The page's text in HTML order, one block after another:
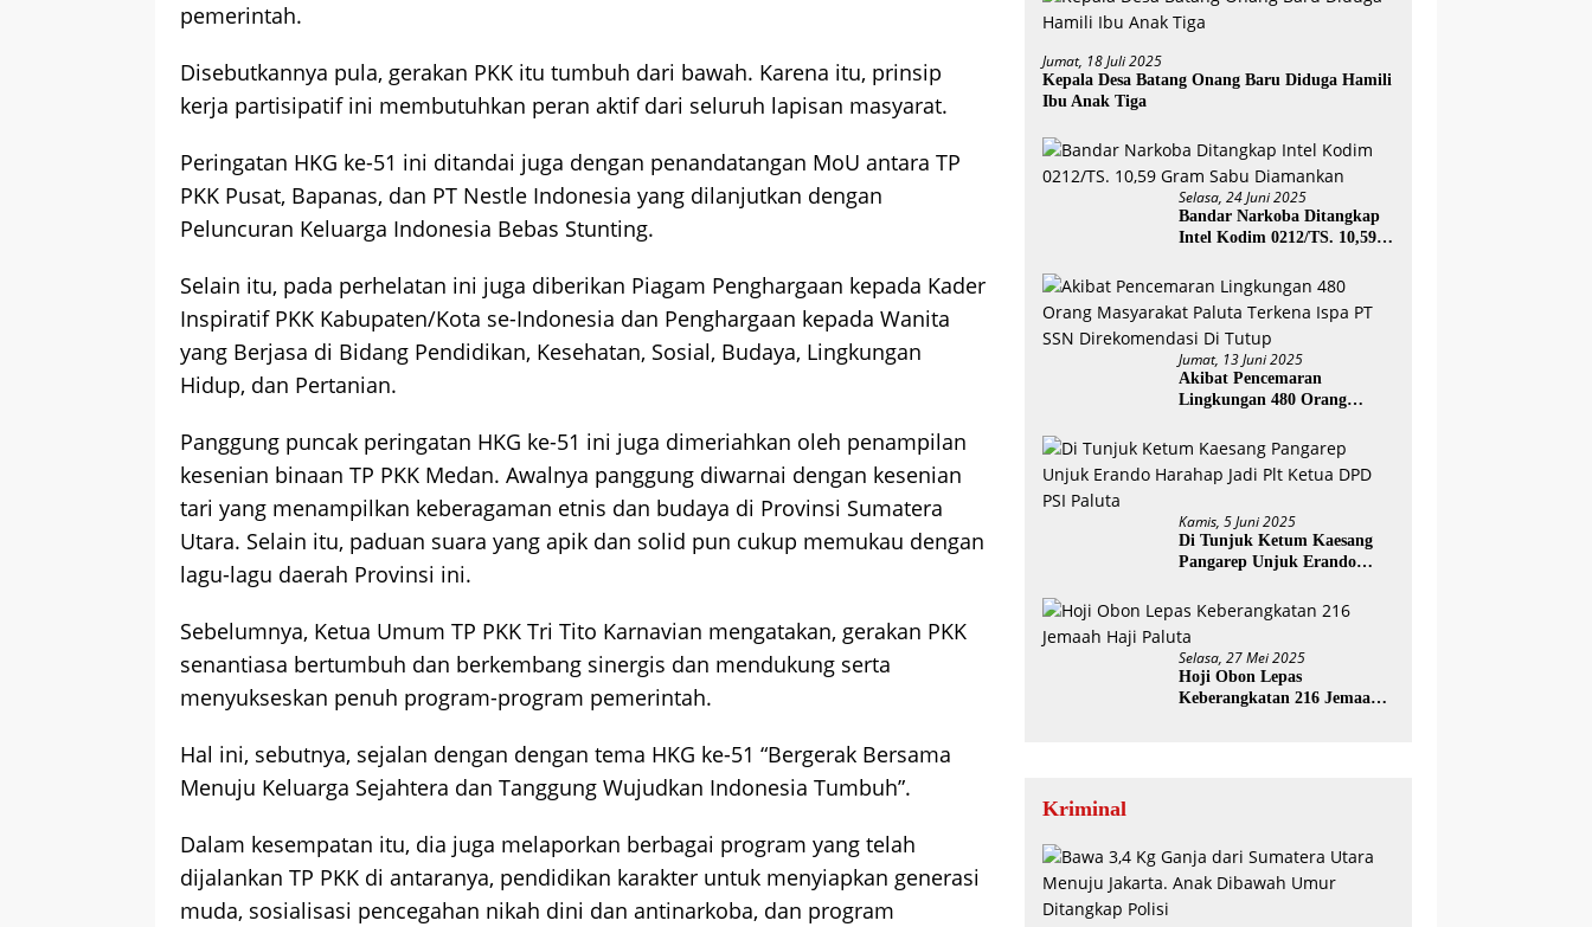
pemerintah.
Disebutkannya pula, gerakan PKK itu tumbuh dari bawah. Karena itu, prinsip
kerja partisipatif ini membutuhkan peran aktif dari seluruh lapisan masyarat.
Peringatan HKG ke-51 ini ditandai juga dengan penandatangan MoU antara TP
PKK Pusat, Bapanas, dan PT Nestle Indonesia yang dilanjutkan dengan
Peluncuran Keluarga Indonesia Bebas Stunting.
Selain itu, pada perhelatan ini juga diberikan Piagam Penghargaan kepada Kader
Inspiratif PKK Kabupaten/Kota se-Indonesia dan Penghargaan kepada Wanita
yang Berjasa di Bidang Pendidikan, Kesehatan, Sosial, Budaya, Lingkungan
Hidup, dan Pertanian.
Panggung puncak peringatan HKG ke-51 ini juga dimeriahkan oleh penampilan
kesenian binaan TP PKK Medan. Awalnya panggung diwarnai dengan kesenian
tari yang menampilkan keberagaman etnis dan budaya di Provinsi Sumatera
Utara. Selain itu, paduan suara yang apik dan solid pun cukup memukau dengan
lagu-lagu daerah Provinsi ini.
Sebelumnya, Ketua Umum TP PKK Tri Tito Karnavian mengatakan, gerakan PKK
senantiasa bertumbuh dan berkembang sinergis dan mendukung serta
menyukseskan penuh program-program pemerintah.
Hal ini, sebutnya, sejalan dengan dengan tema HKG ke-51 “Bergerak Bersama
Menuju Keluarga Sejahtera dan Tanggung Wujudkan Indonesia Tumbuh”.
Dalam kesempatan itu, dia juga melaporkan berbagai program yang telah
dijalankan TP PKK di antaranya, pendidikan karakter untuk menyiapkan generasi
muda, sosialisasi pencegahan nikah dini dan antinarkoba, dan program
Jumat, 18 Juli 2025
Kepala Desa Batang Onang Baru Diduga Hamili
Ibu Anak Tiga
Selasa, 24 Juni 2025
Bandar Narkoba Ditangkap
Intel Kodim 0212/TS. 10,59
Jumat, 13 Juni 2025
Akibat Pencemaran
Lingkungan 480 Orang
Ispa PT SSN Direkomendasi
Di Tutup
Kamis, 5 Juni 2025
Di Tunjuk Ketum Kaesang
Pangarep Unjuk Erando
PSI Paluta
Selasa, 27 Mei 2025
Hoji Obon Lepas
Keberangkatan 216 Jemaah
Kriminal